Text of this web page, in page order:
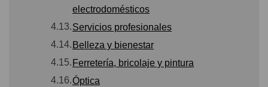
electrodomésticos
4.13.Servicios profesionales
4.14. Belleza y bienestar
4.15. Ferretería, bricolaje y pintura
4.16.Óptica